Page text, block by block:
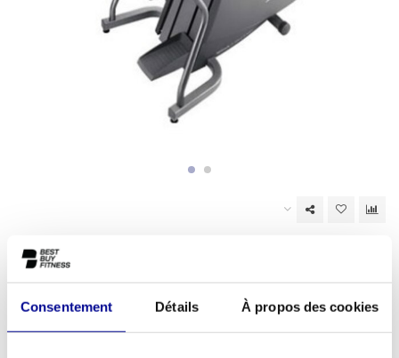
Consentement Détails À propos des cookies